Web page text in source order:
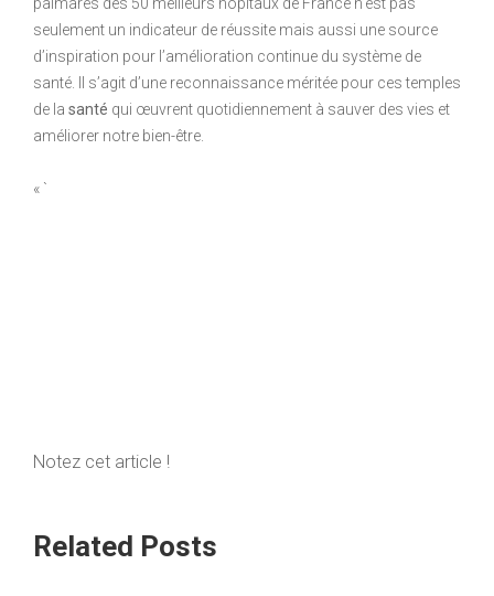
seulement un indicateur de réussite mais aussi une source
d’inspiration pour l’amélioration continue du système de
santé. Il s’agit d’une reconnaissance méritée pour ces temples
de la santé qui œuvrent quotidiennement à sauver des vies et
améliorer notre bien-être.
« `
Notez cet article !
Related Posts